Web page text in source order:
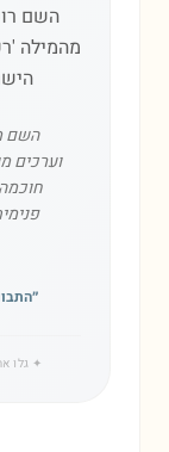
השם
מהמילה
השם
וערכים
״
✦ גלו